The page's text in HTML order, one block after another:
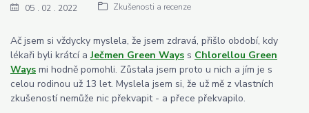
05 02 2022 Zkušenosti a recenze
Ač jsem si vždycky myslela, že jsem zdravá, přišlo období, kdy
lékaři byli krátcí aJečmen Green Ways s Chlorellou Green
Ways mi hodně pomohli. Zůstala jsem proto u nich a jím je s
celou rodinou už 13 let. Myslela jsem si, že už mě z vlastních
zkušeností nemůže nic překvapit - a přece překvapilo.